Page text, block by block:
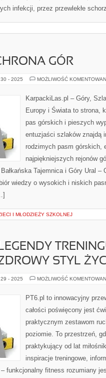
infekcji, przez przewlekłe
GÓR
- 2025 MOŻLIWOŚĆ
KarpackiLas.pl – Góry,
Europy i Świata to strona,
pas górskich i pieszych
entuzjaści szlaków znajdą
rodzimych pasm górskich,
najpiękniejszych rejonów
Tajemnica i Góry Ural –
wiedzy o wysokich i niskich
I MŁODZIEŻY SZKOLNEJ
STYL
- 2025 MOŻLIWOŚĆ
PT6.pl to innowacyjny
całości poświęcony jest
praktycznym zestawom
poziomie. To przestrzeń,
praktykujący od lat
inspiracje treningowe,
funkcjonalny fitness rozumiany